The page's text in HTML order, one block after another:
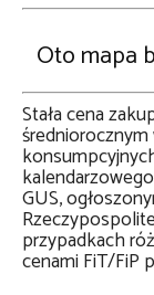
Oto mapa
Stała cena
GUS,
przypadkach
cenami FiT/FiP